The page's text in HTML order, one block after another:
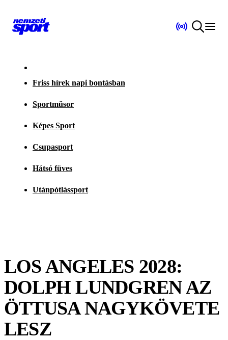
Friss hírek napi bontásban
Sportműsor
Képes Sport
Csupasport
Hátsó füves
Utánpótlássport
LOS ANGELES 2028:
DOLPH LUNDGREN AZ
ÖTTUSA NAGYKÖVETE
LESZ